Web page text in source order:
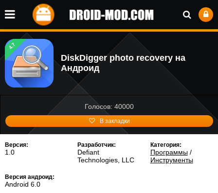
4.7
DiskDigger photo recovery на
Андроид
Голосов: 40000
В закладки
Версия:
1.0
Разработчик:
Defiant
Technologies, LLC
Категория:
Программы/
Инструменты
Версия андроид:
Android 6.0